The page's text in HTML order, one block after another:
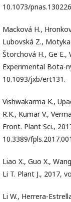
10.1073/
Macková H.,
Lubovská Z., Motyka
Štorchová H., Ge E.,
Experimental Bota-
10.1093/jxb/ert131.
Vishwakarma K.,
R.K., Kumar V.,
Front. Plant Sci.,
10.3389/
Liao X., Guo X.,
Li T. Plant J., 2017,
Li W., Herrera-